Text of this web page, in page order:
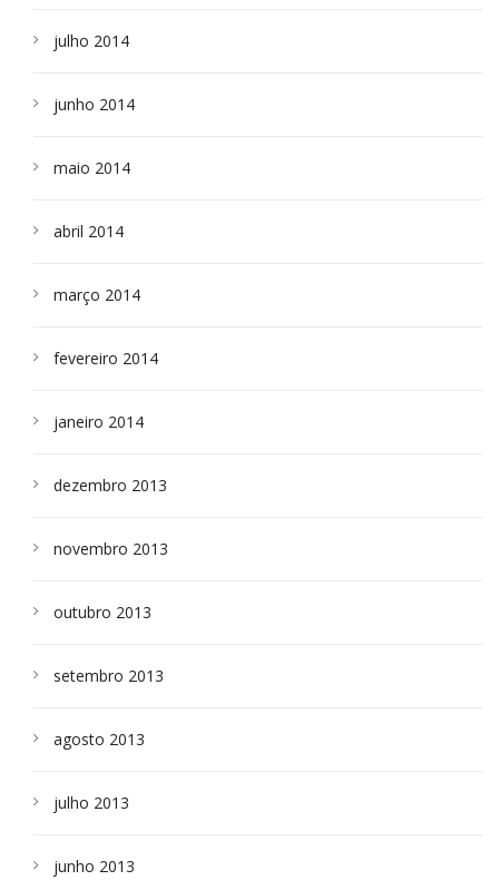
julho 2014
junho 2014
maio 2014
abril 2014
março 2014
fevereiro 2014
janeiro 2014
dezembro 2013
novembro 2013
outubro 2013
setembro 2013
agosto 2013
julho 2013
junho 2013